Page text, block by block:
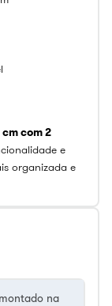
com 2
e
organizada e
na